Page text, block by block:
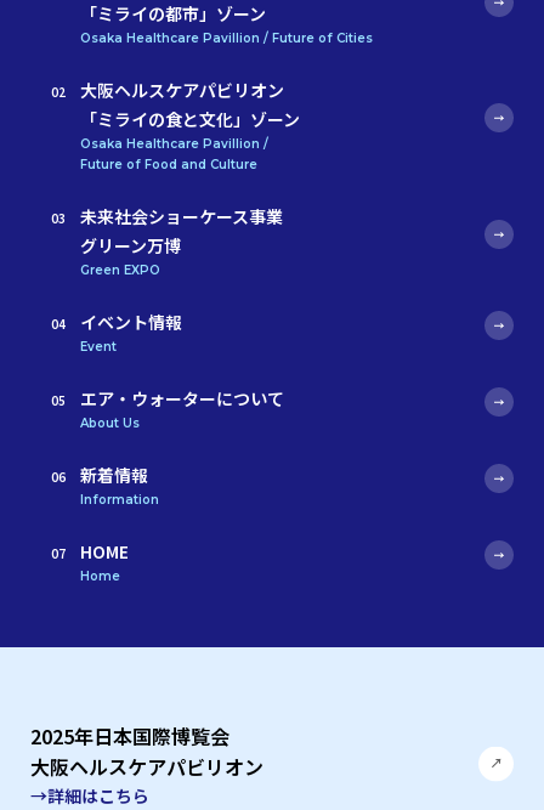
「ミライの都市」ゾーン
Osaka Healthcare Pavillion / Future of Cities
大阪ヘルスケアパビリオン
「ミライの食と文化」ゾーン
Osaka Healthcare Pavillion /
Future of Food and Culture
未来社会ショーケース事業
グリーン万博
Green EXPO
イベント情報
Event
エア・ウォーターについて
About Us
新着情報
Information
HOME
Home
2025年日本国際博覧会
大阪ヘルスケアパビリオン
→詳細はこちら